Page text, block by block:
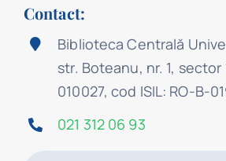
Contact:
Biblioteca Centrală
str. Boteanu, nr. 1, sector
010027, cod ISIL: RO-B-
021 312 06 93